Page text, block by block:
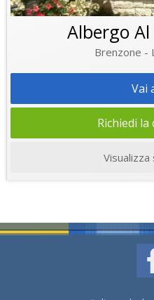
Albergo
Brenzone -
Vai
Richiedi
Visualizza